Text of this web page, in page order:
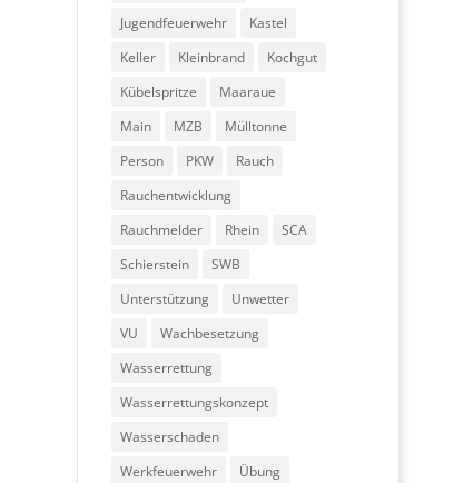
Jugendfeuerwehr
Kastel
Keller
Kleinbrand
Kochgut
Kübelspritze
Maaraue
Main
MZB
Mülltonne
Person
PKW
Rauch
Rauchentwicklung
Rauchmelder
Rhein
SCA
Schierstein
SWB
Unterstützung
Unwetter
VU
Wachbesetzung
Wasserrettung
Wasserrettungskonzept
Wasserschaden
Werkfeuerwehr
Übung